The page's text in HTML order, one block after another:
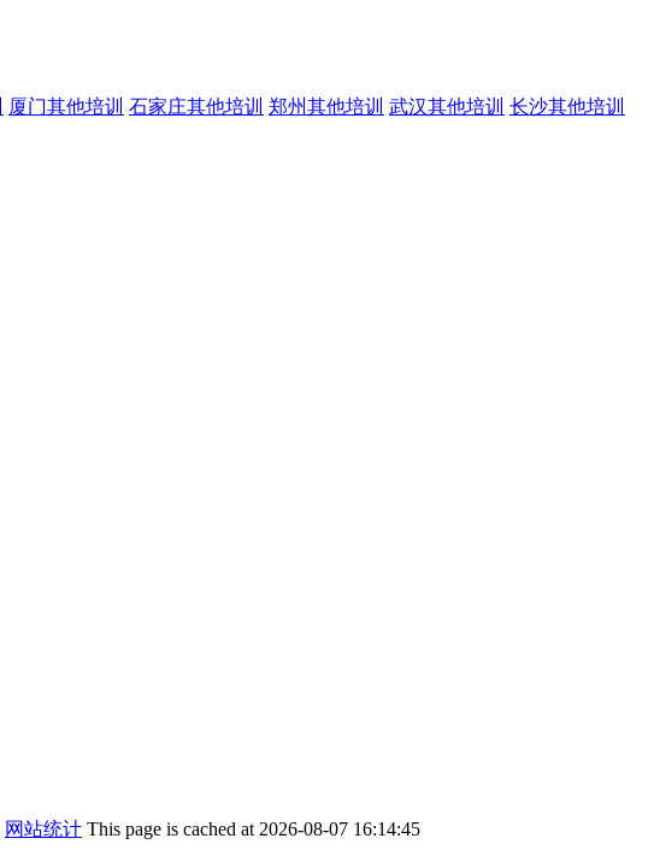
厦门其他培训 石家庄其他培训 郑州其他培训 武汉其他培训 长沙其他培训
网站统计 This page is cached at 2026-08-07 16:14:45